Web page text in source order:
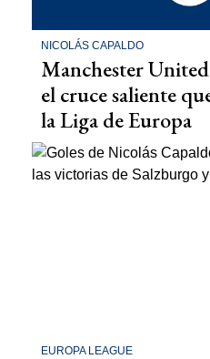
NICOLÁS CAPALDO
Manchester
el cruce saliente
la Liga de Europa
EUROPA LEAGUE